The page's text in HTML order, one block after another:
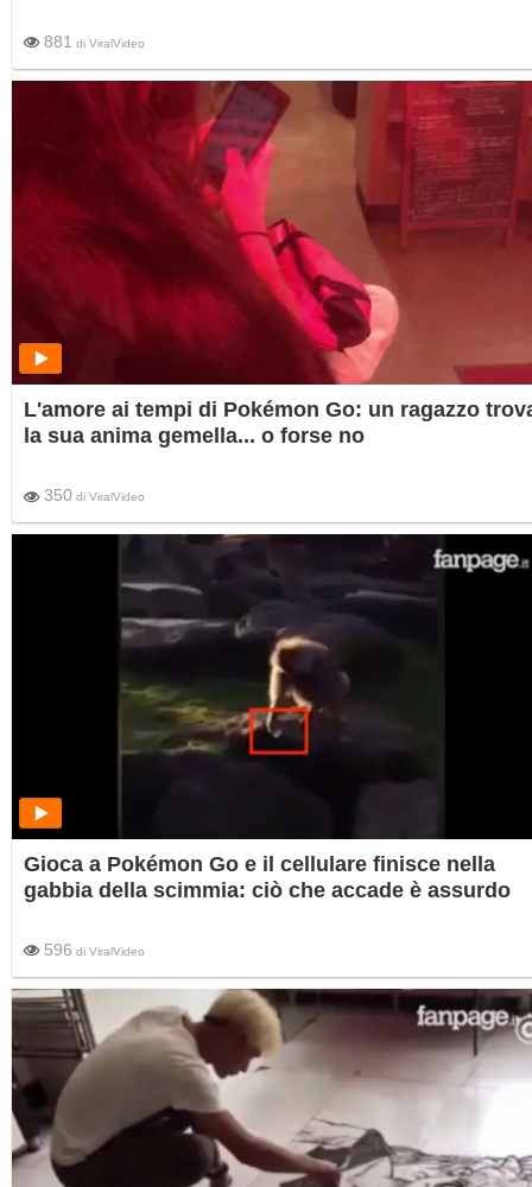
881 di ViralVideo
L'amore ai tempi di Pokémon Go: un ragazzo
la sua anima gemella... o forse no
350 di ViralVideo
Gioca a Pokémon Go e il cellulare finisce nella
gabbia della scimmia: ciò che accade è assurdo
596 di ViralVideo